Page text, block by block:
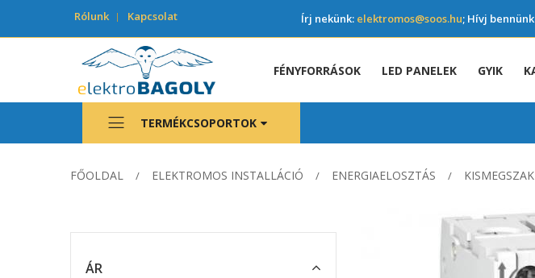
Rólunk Kapcsolat Írj nekünk: elektromos@soos.hu; Hívj
FÉNYFORRÁSOK LED PANELEK GYIK
TERMÉKCSOPORTOK
FŐOLDAL ELEKTROMOS INSTALLÁCIÓ ENERGIAELOSZTÁS
ÁR